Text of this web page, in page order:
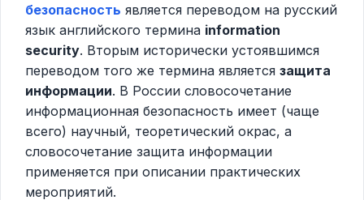
безопасность является переводом на русский
язык английского термина information
security. Вторым исторически устоявшимся
переводом того же термина является защита
информации. В России словосочетание
информационная безопасность имеет (чаще
всего) научный, теоретический окрас, а
словосочетание защита информации
применяется при описании практических
мероприятий.